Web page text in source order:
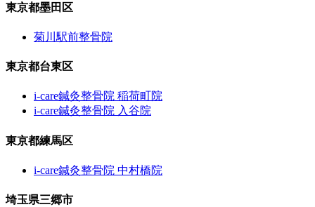
東京都墨田区
菊川駅前整骨院
東京都台東区
i-care鍼灸整骨院 稲荷町院
i-care鍼灸整骨院 入谷院
東京都練馬区
i-care鍼灸整骨院 中村橋院
埼玉県三郷市